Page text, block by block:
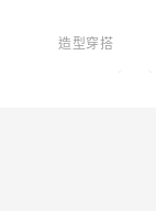
造型穿搭